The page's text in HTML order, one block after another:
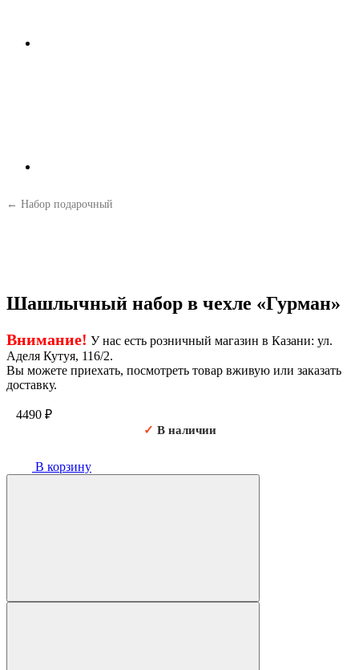
← Набор подарочный
Шашлычный набор в чехле «Гурман»
Внимание! У нас есть розничный магазин в Казани: ул.
Аделя Кутуя, 116/2.
Вы можете приехать, посмотреть товар вживую или заказать
доставку.
4490 ₽
✓ В наличии
В корзину